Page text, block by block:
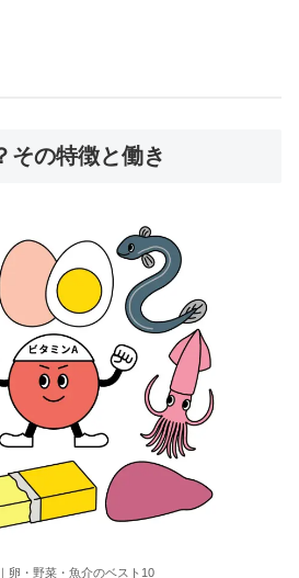
その特徴と働き
卵・野菜・魚介のベスト10